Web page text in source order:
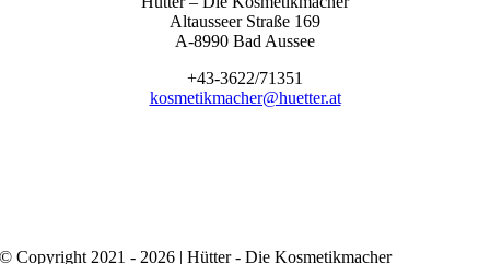
Altausseer Straße 169
A-8990 Bad Aussee
+43-3622/71351
kosmetikmacher@huetter.at
© Copyright 2021 - 2026 | Hütter - Die Kosmetikmacher